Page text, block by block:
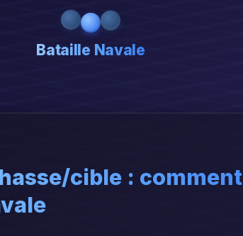
Bataille Navale
cible :